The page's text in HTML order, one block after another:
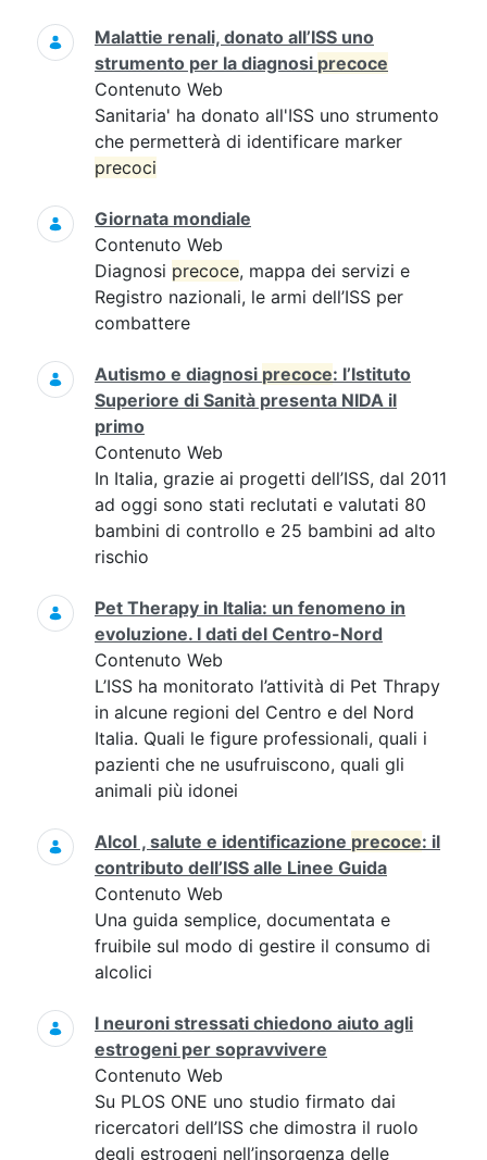
Malattie renali, donato all’ISS uno
strumento per la diagnosi precoce
Contenuto Web
Sanitaria' ha donato all'ISS uno strumento
che permetterà di identificare marker
precoci
Giornata mondiale
Contenuto Web
Diagnosi precoce, mappa dei servizi e
Registro nazionali, le armi dell’ISS per
combattere
Autismo e diagnosi precoce: l’Istituto
Superiore di Sanità presenta NIDA il
primo
Contenuto Web
In Italia, grazie ai progetti dell’ISS, dal 2011
ad oggi sono stati reclutati e valutati 80
bambini di controllo e 25 bambini ad alto
rischio
Pet Therapy in Italia: un fenomeno in
evoluzione. I dati del Centro-Nord
Contenuto Web
L’ISS ha monitorato l’attività di Pet Thrapy
in alcune regioni del Centro e del Nord
Italia. Quali le figure professionali, quali i
pazienti che ne usufruiscono, quali gli
animali più idonei
Alcol , salute e identificazione precoce: il
contributo dell’ISS alle Linee Guida
Contenuto Web
Una guida semplice, documentata e
fruibile sul modo di gestire il consumo di
alcolici
I neuroni stressati chiedono aiuto agli
estrogeni per sopravvivere
Contenuto Web
Su PLOS ONE uno studio firmato dai
ricercatori dell’ISS che dimostra il ruolo
degli estrogeni nell’insorgenza delle